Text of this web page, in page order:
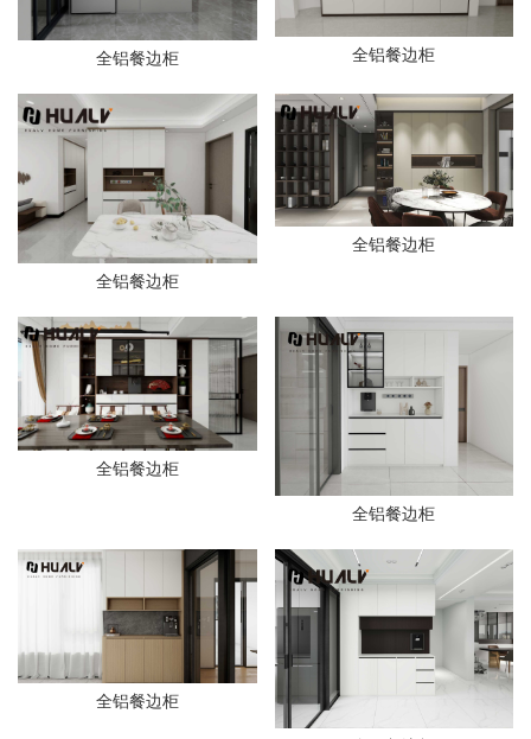
全铝餐边柜 全铝餐边柜
全铝餐边柜
全铝餐边柜
全铝餐边柜
全铝餐边柜
全铝餐边柜